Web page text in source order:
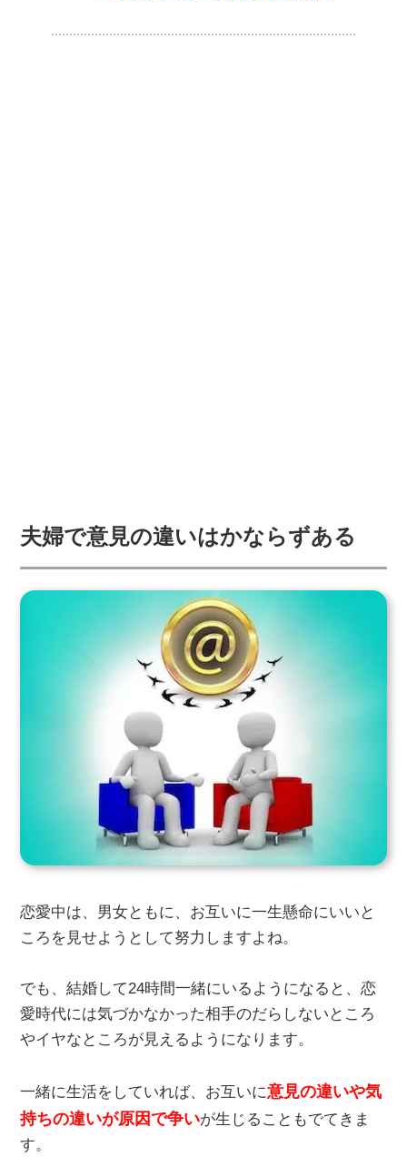
夫婦で意見の違いはかならずある
恋愛中は、男女ともに、お互いに一生懸命にいいと
ころを見せようとして努力しますよね。
でも、結婚して24時間一緒にいるようになると、恋
愛時代には気づかなかった相手のだらしないところ
やイヤなところが見えるようになります。
一緒に生活をしていれば、お互いに意見の違いや気
持ちの違いが原因で争いが生じることもでてきま
す。